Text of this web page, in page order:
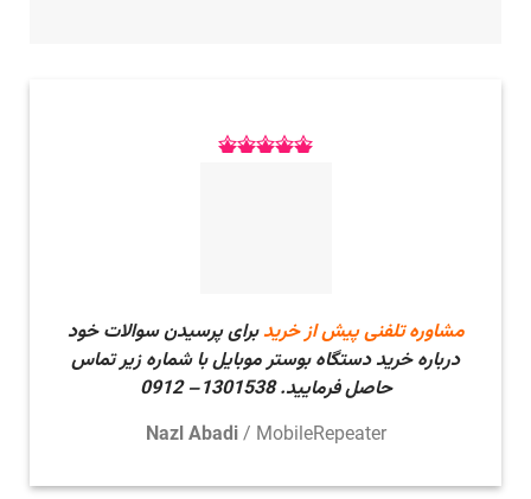
مشاوره تلفنی پیش از خریدبرای پرسیدن سوالات خود
درباره خرید دستگاه بوستر موبایل با شماره زیر تماس
حاصل فرمایید. 1301538– 0912
Nazl Abadi/ MobileRepeater